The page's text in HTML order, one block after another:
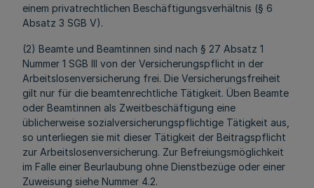
einem privatrechtlichen Beschäftigungsverhältnis (§ 6
Absatz 3 SGB V).
(2) Beamte und Beamtinnen sind nach § 27 Absatz 1
Nummer 1 SGB III von der Versicherungspflicht in der
Arbeitslosenversicherung frei. Die Versicherungsfreiheit
gilt nur für die beamtenrechtliche Tätigkeit. Üben Beamte
oder Beamtinnen als Zweitbeschäftigung eine
üblicherweise sozialversicherungspflichtige Tätigkeit aus,
so unterliegen sie mit dieser Tätigkeit der Beitragspflicht
zur Arbeitslosenversicherung. Zur Befreiungsmöglichkeit
im Falle einer Beurlaubung ohne Dienstbezüge oder einer
Zuweisung siehe Nummer 4.2.